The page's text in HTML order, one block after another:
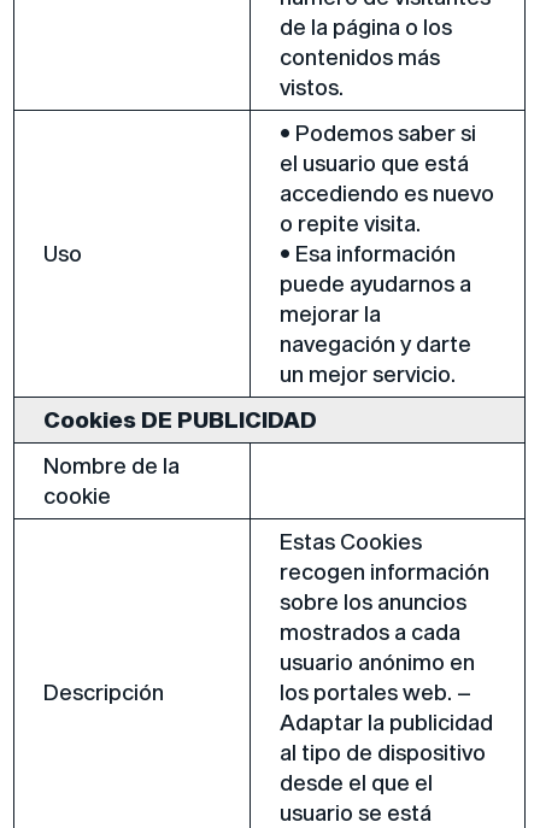
de la página o los
contenidos más
vistos.
Uso
• Podemos saber si
el usuario que está
accediendo es nuevo
o repite visita.
• Esa información
puede ayudarnos a
mejorar la
navegación y darte
un mejor servicio.
Cookies DE PUBLICIDAD
Nombre de la
cookie
Descripción
Estas Cookies
recogen información
sobre los anuncios
mostrados a cada
usuario anónimo en
los portales web. –
Adaptar la publicidad
al tipo de dispositivo
desde el que el
usuario se está